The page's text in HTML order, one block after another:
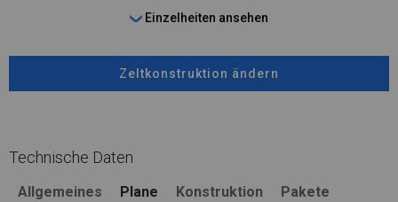
Einzelheiten ansehen
Zeltkonstruktion ändern
Technische Daten
Allgemeines Plane Konstruktion Pakete